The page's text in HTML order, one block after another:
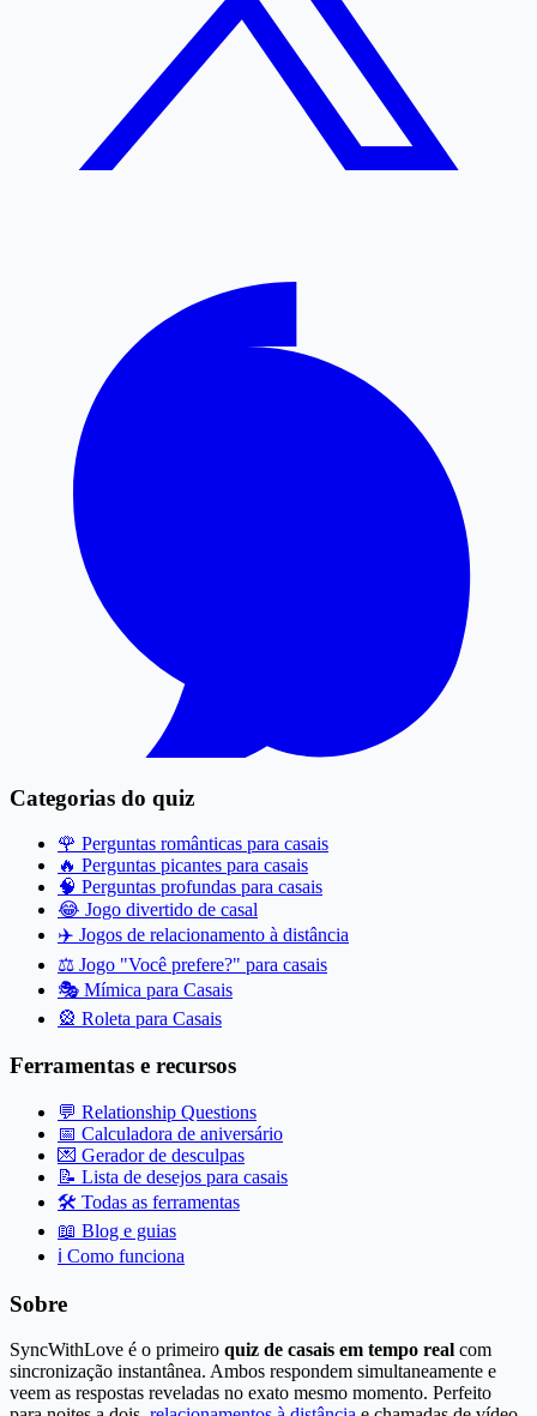
Categorias do quiz
🌹 Perguntas românticas para casais
🔥 Perguntas picantes para casais
🧠 Perguntas profundas para casais
😂 Jogo divertido de casal
✈️ Jogos de relacionamento à distância
⚖️ Jogo "Você prefere?" para casais
🎭 Mímica para Casais
🎡 Roleta para Casais
Ferramentas e recursos
💬 Relationship Questions
📅 Calculadora de aniversário
💌 Gerador de desculpas
📝 Lista de desejos para casais
🛠️ Todas as ferramentas
📖 Blog e guias
ℹ️ Como funciona
Sobre
SyncWithLove é o primeiro quiz de casais em tempo real com
sincronização instantânea. Ambos respondem simultaneamente e
veem as respostas reveladas no exato mesmo momento. Perfeito